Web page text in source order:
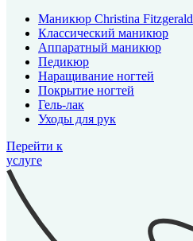
Маникюр Christina Fitzgerald
Классический маникюр
Аппаратный маникюр
Педикюр
Наращивание ногтей
Покрытие ногтей
Гель-лак
Уходы для рук
Перейти к
услуге